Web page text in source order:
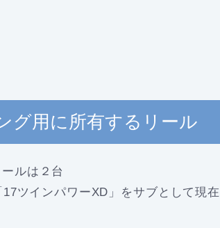
グ用に所有するリール
ルは２台
17ツインパワーXD」をサブとして現